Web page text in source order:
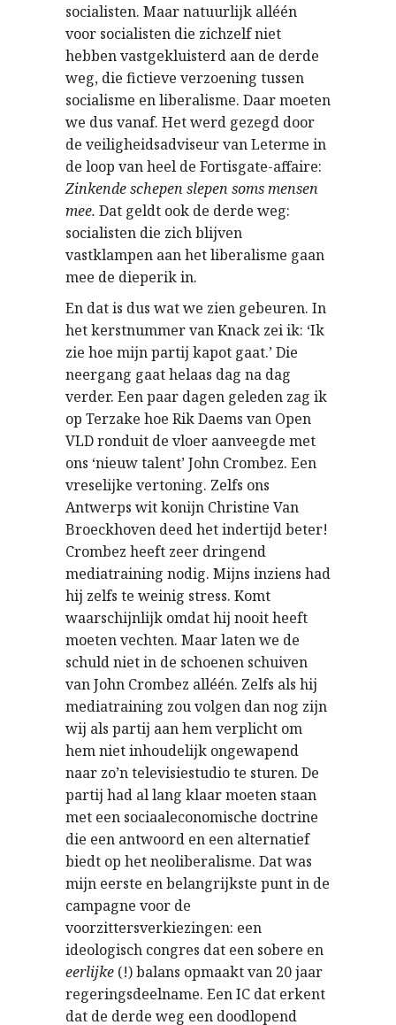
socialisten. Maar natuurlijk alléén
voor socialisten die zichzelf niet
hebben vastgekluisterd aan de derde
weg, die fictieve verzoening tussen
socialisme en liberalisme. Daar moeten
we dus vanaf. Het werd gezegd door
de veiligheidsadviseur van Leterme in
de loop van heel de Fortisgate-affaire:
Zinkende schepen slepen soms mensen
mee. Dat geldt ook de derde weg:
socialisten die zich blijven
vastklampen aan het liberalisme gaan
mee de dieperik in.
En dat is dus wat we zien gebeuren. In
het kerstnummer van Knack zei ik: ‘Ik
zie hoe mijn partij kapot gaat.’ Die
neergang gaat helaas dag na dag
verder. Een paar dagen geleden zag ik
op Terzake hoe Rik Daems van Open
VLD ronduit de vloer aanveegde met
ons ‘nieuw talent’ John Crombez. Een
vreselijke vertoning. Zelfs ons
Antwerps wit konijn Christine Van
Broeckhoven deed het indertijd beter!
Crombez heeft zeer dringend
mediatraining nodig. Mijns inziens had
hij zelfs te weinig stress. Komt
waarschijnlijk omdat hij nooit heeft
moeten vechten. Maar laten we de
schuld niet in de schoenen schuiven
van John Crombez alléén. Zelfs als hij
mediatraining zou volgen dan nog zijn
wij als partij aan hem verplicht om
hem niet inhoudelijk ongewapend
naar zo’n televisiestudio te sturen. De
partij had al lang klaar moeten staan
met een sociaaleconomische doctrine
die een antwoord en een alternatief
biedt op het neoliberalisme. Dat was
mijn eerste en belangrijkste punt in de
campagne voor de
voorzittersverkiezingen: een
ideologisch congres dat een sobere en
eerlijke (!) balans opmaakt van 20 jaar
regeringsdeelname. Een IC dat erkent
dat de derde weg een doodlopend